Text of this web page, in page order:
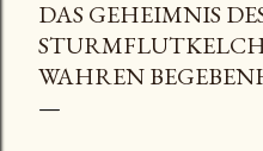
DAS GEHEIMNIS
WAHREN